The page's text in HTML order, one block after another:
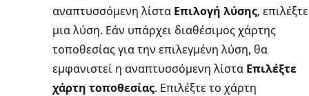
αναπτυσσόμενη λίστα Επιλογή λύσης, επιλέξτε
μια λύση. Εάν υπάρχει διαθέσιμος χάρτης
τοποθεσίας για την επιλεγμένη λύση, θα
εμφανιστεί η αναπτυσσόμενη λίστα Επιλέξτε
χάρτη τοποθεσίας. Επιλέξτε το χάρτη